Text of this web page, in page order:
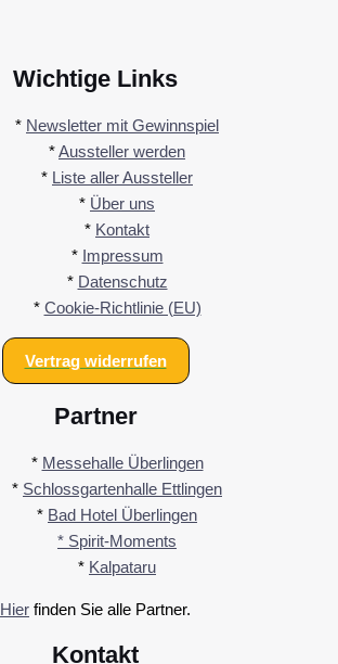
Wichtige Links
* Newsletter mit Gewinnspiel
*Aussteller werden
* Liste aller Aussteller
* Über uns
* Kontakt
* Impressum
* Datenschutz
* Cookie-Richtlinie (EU)
Vertrag widerrufen
Partner
* Messehalle Überlingen
* Schlossgartenhalle Ettlingen
* Bad Hotel Überlingen
* Spirit-Moments
* Kalpataru
Hier finden Sie alle Partner.
Kontakt